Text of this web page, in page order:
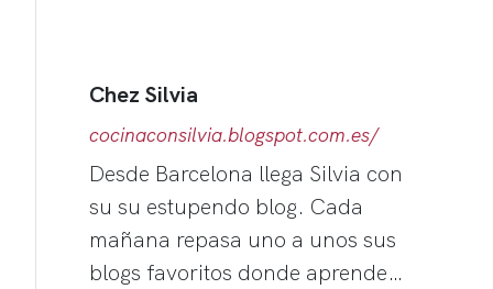
Chez Silvia
cocinaconsilvia.blogspot.com.es/
Desde Barcelona llega Silvia con
su su estupendo blog. Cada
mañana repasa uno a unos sus
blogs favoritos donde aprende…